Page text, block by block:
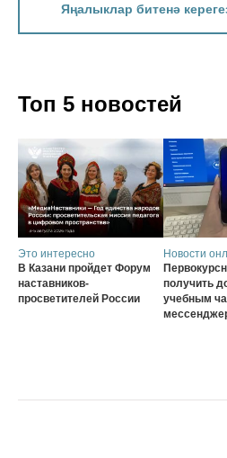
Яңалыклар битенә
Топ 5 новостей
Это интересно
В Казани пройдет Форум
наставников-
просветителей России
Новости
получить
учебным